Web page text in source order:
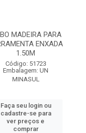
MADEIRA PARA
ENXADA
1.50M
Código: 51723
Embalagem: UN
MINASUL
Faça seu login ou
cadastre-se para
ver preços e
comprar